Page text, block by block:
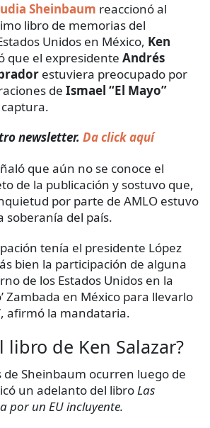
Sheinbaum reaccionó al
libro de memorias del
Unidos en México, Ken
que el expresidente Andrés
estuviera preocupado por
de Ismael “El Mayo”
newsletter. Da click aquí
que aún no se conoce el
de la publicación y sostuvo que,
por parte de AMLO estuvo
soberanía del país.
tenía el presidente López
bien la participación de alguna
de los Estados Unidos en la
Zambada en México para llevarlo
afirmó la mandataria.
libro de Ken Salazar?
de Sheinbaum ocurren luego de
un adelanto del libroLas
por un EU incluyente.